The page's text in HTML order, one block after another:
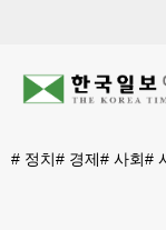
# 정치# 경제# 사회#